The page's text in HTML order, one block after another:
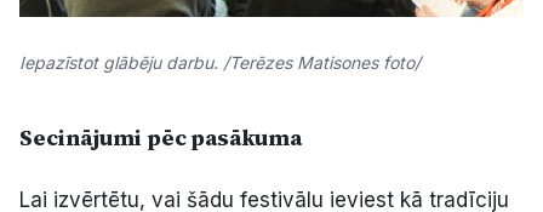
Iepazīstot glābēju darbu. /Terēzes Matisones foto/
Secinājumi pēc pasākuma
Lai izvērtētu, vai šādu festivālu ieviest kā tradīciju